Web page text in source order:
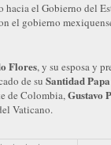
el Gobierno del
el gobierno
Flores, y su esposa y
de su Santidad
de Colombia,Gustavo
Vaticano.